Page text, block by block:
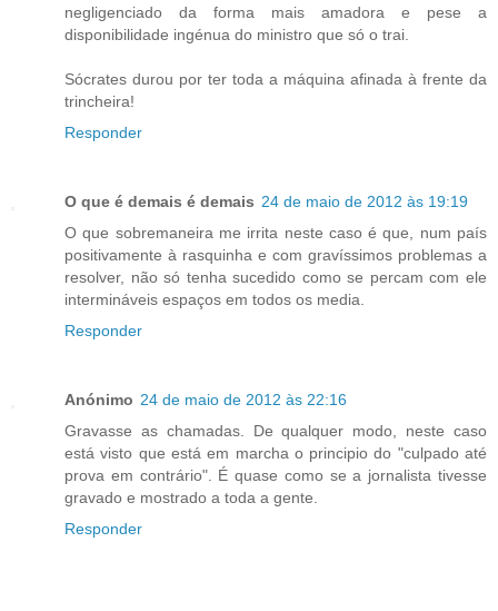
negligenciado da forma mais amadora e pese a
disponibilidade ingénua do ministro que só o trai.
Sócrates durou por ter toda a máquina afinada à frente da
trincheira!
Responder
O que é demais é demais 24 de maio de 2012 às 19:19
O que sobremaneira me irrita neste caso é que, num país
positivamente à rasquinha e com gravíssimos problemas a
resolver, não só tenha sucedido como se percam com ele
intermináveis espaços em todos os media.
Responder
Anónimo 24 de maio de 2012 às 22:16
Gravasse as chamadas. De qualquer modo, neste caso
está visto que está em marcha o principio do "culpado até
prova em contrário". É quase como se a jornalista tivesse
gravado e mostrado a toda a gente.
Responder